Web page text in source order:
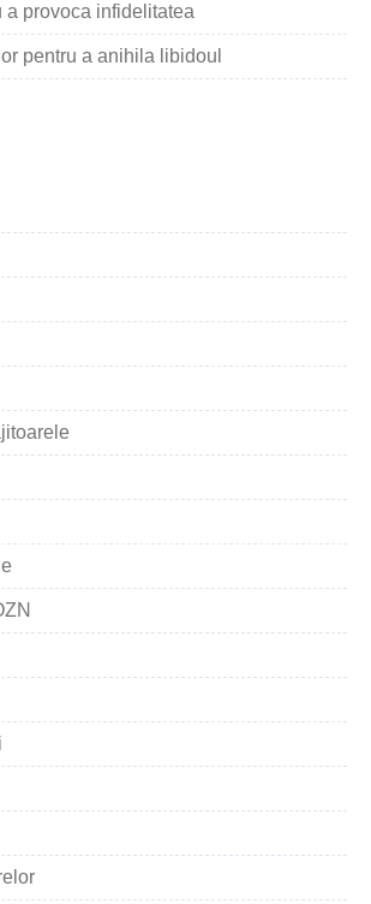
a provoca infidelitatea
pentru a anihila libidoul